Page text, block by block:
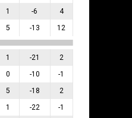
1 -6 4
5 -13 12
1 -21 2
0 -10 -1
5 -18 2
1 -22 -1